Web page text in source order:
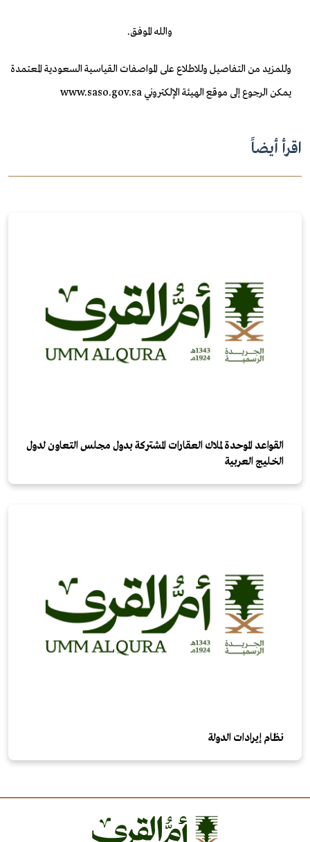
والله الموفق.
وللمزيد من التفاصيل وللاطلاع على المواصفات القياسية السعودية المعتمدة
يمكن الرجوع إلى موقع الهيئة الإلكتروني www.saso.gov.sa
اقرأ أيضاً
القواعد الموحدة لملاك العقارات المشتركة بدول مجلس التعاون لدول
الخليج العربية
نظام إيرادات الدولة